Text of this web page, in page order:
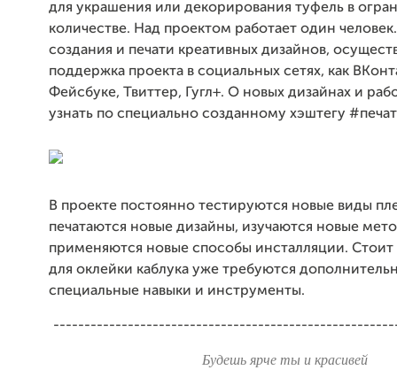
для украшения или декорирования туфель в
количестве. Над проектом работает один
создания и печати креативных дизайнов,
поддержка проекта в социальных сетях, как
Фейсбуке, Твиттер, Гугл+. О новых дизайнах и
узнать по специально созданному хэштегу
В проекте постоянно тестируются новые виды
печатаются новые дизайны, изучаются новые
применяются новые способы инсталляции. Стоит
для оклейки каблука уже требуются
специальные навыки и инструменты.
Будешь ярче ты и красивей